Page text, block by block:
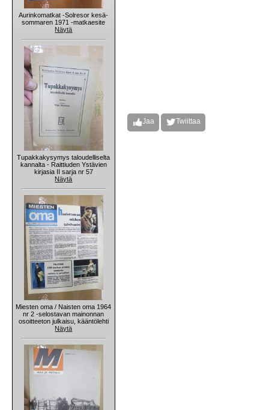
Aurinkomatkat -Solresor kesä-
sommaren 1971 -matkaesite
Näytä
Tupakkakysymys taloudelliselta
kannalta - Raittiuden Ystävien
kirjasia II sarja nr 57
Näytä
Miesten oma / Naisten oma 1964
nr 2 -selostavan mainonnan
osoitteeton julkaisu, kääntölehti
Näytä
Jaa Twiittaa